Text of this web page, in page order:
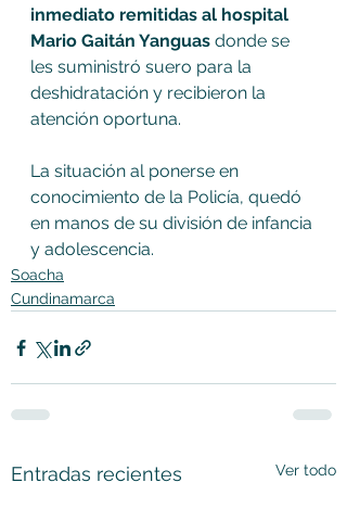
inmediato remitidas al hospital
Mario Gaitán Yanguas donde se
les suministró suero para la
deshidratación y recibieron la
atención oportuna.
La situación al ponerse en
conocimiento de la Policía, quedó
en manos de su división de infancia
y adolescencia.
Soacha
Cundinamarca
Entradas recientes Ver todo